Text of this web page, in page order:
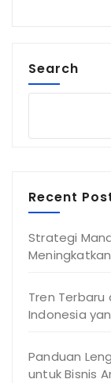
Search
Recent
Strategi
Tren Terbaru
Indonesia
Panduan
untuk Bisnis